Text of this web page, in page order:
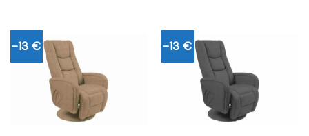
-13 € -13 €